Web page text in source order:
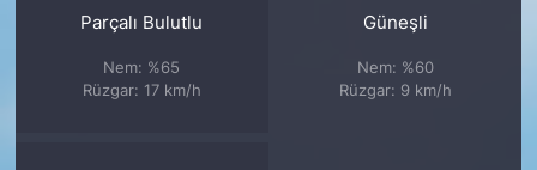
Parçalı Bulutlu
Nem: %65
Rüzgar: 17 km/h
Güneşli
Nem: %60
Rüzgar: 9 km/h